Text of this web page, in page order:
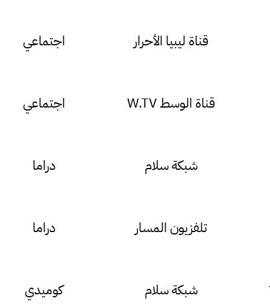
قناة ليبيا الأحرار اجتماعي
قناة الوسط W.TV اجتماعي
شبكة سلام دراما
تلفزيون المسار دراما
شبكة سلام كوميدي